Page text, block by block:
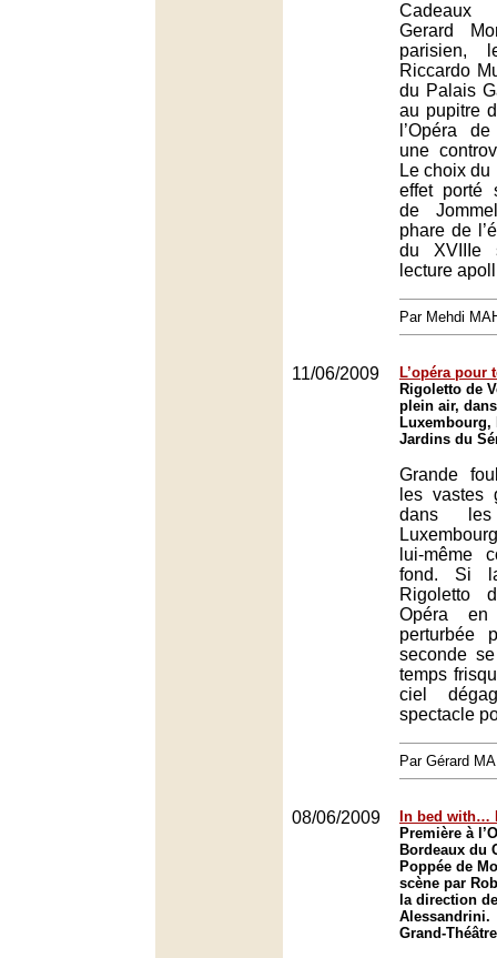
Cadeaux
Gerard
parisien,
Riccardo
du Palais
au pupitre
l’Opéra
une
Le choix du
effet porté
de
phare de
du XVIIIe
lecture
Par Mehdi
11/06/2009
L’opéra pour
Rigoletto de
plein air,
Luxembourg,
Jardins du
Grande
les vastes
dans
lui-même
fond. Si
Rigoletto
Opéra
perturbée
seconde
temps
ciel
spectacle
Par Gérard
08/06/2009
In bed with…
Première à
Bordeaux du
Poppée de
scène par
la direction
Alessandrini.
Grand-